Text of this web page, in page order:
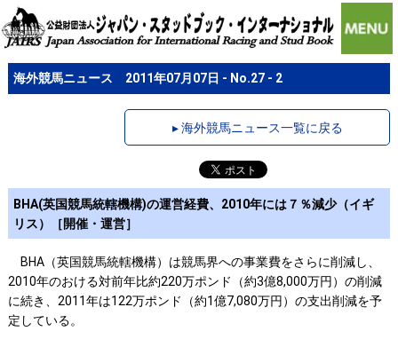
海外競馬ニュース 2011年07月07日 - No.27 - 2
▸ 海外競馬ニュース一覧に戻る
BHA(英国競馬統轄機構)の運営経費、2010年には７％減少（イギ
リス）［開催・運営］
BHA（英国競馬統轄機構）は競馬界への事業費をさらに削減し、
2010年のおける対前年比約220万ポンド（約3億8,000万円）の削減
に続き、2011年は122万ポンド（約1億7,080万円）の支出削減を予
定している。